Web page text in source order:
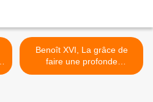
Benoît XVI, La grâce de
faire une profonde
expérience de Dieu et le